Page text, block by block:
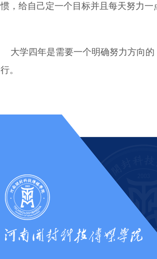
惯，给自己定一个目标并且每天努力
大学四年是需要一个明确努力方向的
行。